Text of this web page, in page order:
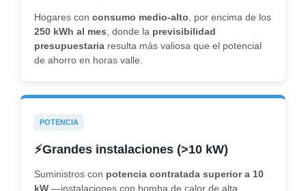
Hogares con consumo medio-alto , por encima de los
250 kWh al mes , donde la previsibilidad
presupuestaria resulta más valiosa que el potencial
de ahorro en horas valle.
POTENCIA
⚡Grandes instalaciones (>10 kW)
Suministros con potencia contratada superior a 10
kW —instalaciones con bomba de calor de alta